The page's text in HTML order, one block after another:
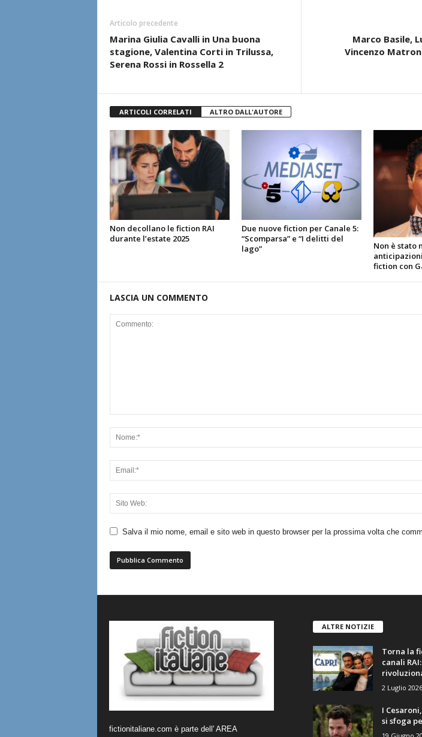
Articolo precedente
Marina Giulia Cavalli in Una buona
stagione, Valentina Corti in Trilussa,
Serena Rossi in Rossella 2
Marco Basile,
Vincenzo
ARTICOLI CORRELATI ALTRO DALL'AUTORE
Non decollano le fiction RAI
durante l’estate 2025
Due nuove fiction per Canale 5:
“Scomparsa” e “I delitti del
lago”
Non è stato
fiction con
LASCIA UN COMMENTO
Salva il mio nome, email e sito web in questo browser per la prossima volta che
fictionitaliane.com è parte dell' AREA
ALTRE NOTIZIE
Torna la
canali
2 Luglio 2026
I
si sfoga